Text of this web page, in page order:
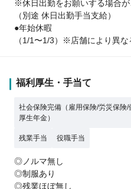
※休日出勤をお願いする場合が
（別途 休日出勤手当支給）
●年始休暇
（1/1〜1/3）※店舗により異な
福利厚生・手当て
社会保険完備（雇用保険/労災保険
厚生年金）
残業手当 役職手当
◎ノルマ無し
◎制服あり
◎残業ほぼ無し